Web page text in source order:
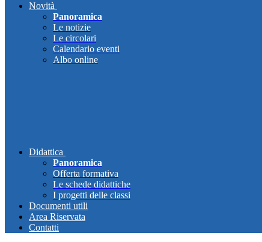
Novità
Panoramica
Le notizie
Le circolari
Calendario eventi
Albo online
Didattica
Panoramica
Offerta formativa
Le schede didattiche
I progetti delle classi
Documenti utili
Area Riservata
Contatti